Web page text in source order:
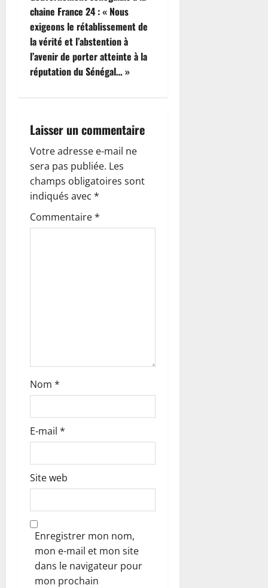
g
a
t
n
d
’
a
e
chaine France 24 : « Nous
exigeons le rétablissement de
la vérité et l’abstention à
l’avenir de porter atteinte à la
réputation du Sénégal… »
Laisser un commentaire
Votre adresse e-mail ne
sera pas publiée. Les
champs obligatoires sont
indiqués avec *
Commentaire*
Nom *
E-mail *
Site web
Enregistrer mon nom,
mon e-mail et mon site
dans le navigateur pour
mon prochain